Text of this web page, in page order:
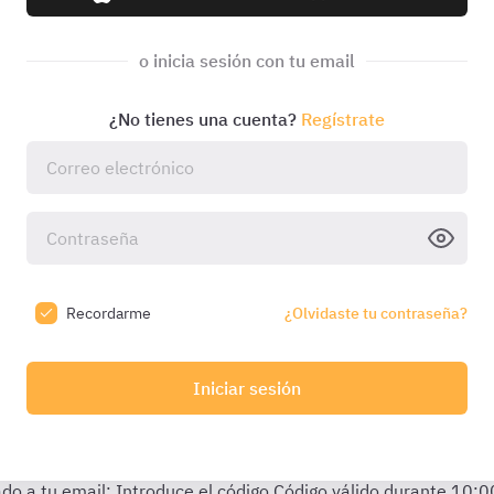
o inicia sesión con tu email
¿No tienes una cuenta? Regístrate
Recordarme ¿Olvidaste tu contraseña?
Iniciar sesión